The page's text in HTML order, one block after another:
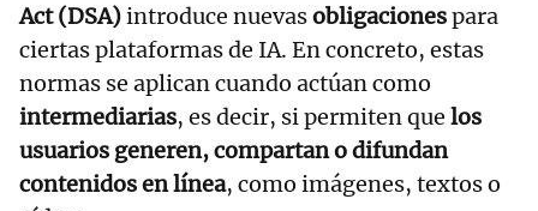
Act (DSA)introduce nuevasobligacionespara
ciertas plataformas de IA. En concreto, estas
normas se aplican cuando actúan como
intermediarias, es decir, si permiten que los
usuarios generen, compartan o difundan
contenidos en línea, como imágenes, textos o